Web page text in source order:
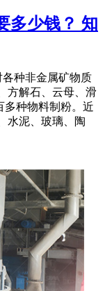
多少钱？ 知
种非金属矿物质
方解石、云母、滑
多种物料制粉。近
水泥、玻璃、陶